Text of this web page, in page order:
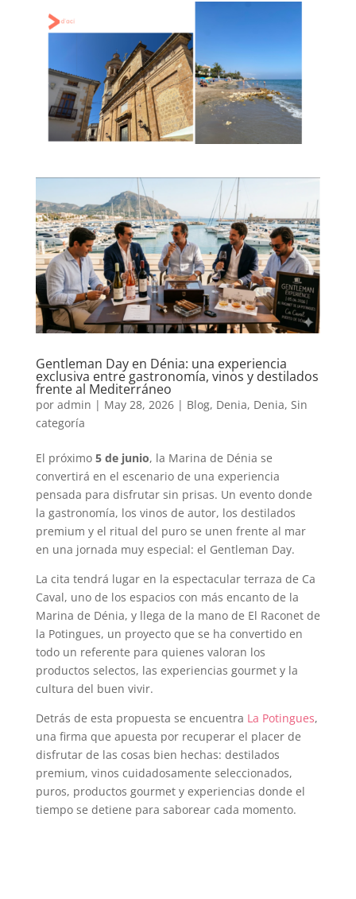
Gentleman Day en Dénia: una experiencia
exclusiva entre gastronomía, vinos y destilados
frente al Mediterráneo
por admin | May 28, 2026| Blog, Denia, Denia, Sin
categoría
El próximo 5 de junio, la Marina de Dénia se
convertirá en el escenario de una experiencia
pensada para disfrutar sin prisas. Un evento donde
la gastronomía, los vinos de autor, los destilados
premium y el ritual del puro se unen frente al mar
en una jornada muy especial: el Gentleman Day.
La cita tendrá lugar en la espectacular terraza de Ca
Caval, uno de los espacios con más encanto de la
Marina de Dénia, y llega de la mano de El Raconet de
la Potingues, un proyecto que se ha convertido en
todo un referente para quienes valoran los
productos selectos, las experiencias gourmet y la
cultura del buen vivir.
Detrás de esta propuesta se encuentra La Potingues,
una firma que apuesta por recuperar el placer de
disfrutar de las cosas bien hechas: destilados
premium, vinos cuidadosamente seleccionados,
puros, productos gourmet y experiencias donde el
tiempo se detiene para saborear cada momento.